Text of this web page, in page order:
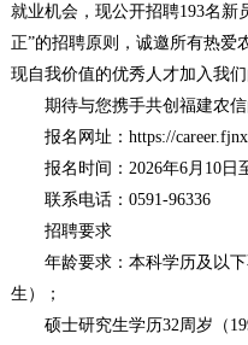
就业机会，现公开招聘193名新
正”的招聘原则，诚邀所有热爱
现自我价值的优秀人才加入我们
期待与您携手共创福建农信
报名网址：https://
报名时间：2026年6月10日
联系电话：0591-96336
招聘要求
年龄要求：本科学历及以下
生）；
硕士研究生学历32周岁（